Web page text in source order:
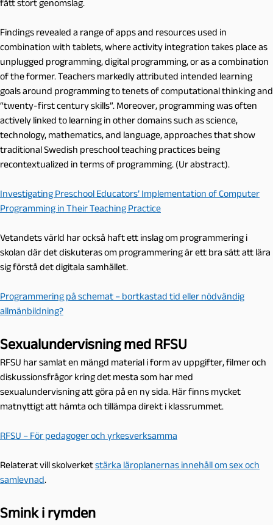
fått stort genomslag.
Findings revealed a range of apps and resources used in
combination with tablets, where activity integration takes place as
unplugged programming, digital programming, or as a combination
of the former. Teachers markedly attributed intended learning
goals around programming to tenets of computational thinking and
“twenty-first century skills”. Moreover, programming was often
actively linked to learning in other domains such as science,
technology, mathematics, and language, approaches that show
traditional Swedish preschool teaching practices being
recontextualized in terms of programming. (Ur abstract).
Investigating Preschool Educators’ Implementation of Computer
Programming in Their Teaching Practice
Vetandets värld har också haft ett inslag om programmering i
skolan där det diskuteras om programmering är ett bra sätt att lära
sig förstå det digitala samhället.
Programmering på schemat – bortkastad tid eller nödvändig
allmänbildning?
Sexualundervisning med RFSU
RFSU har samlat en mängd material i form av uppgifter, filmer och
diskussionsfrågor kring det mesta som har med
sexualundervisning att göra på en ny sida. Här finns mycket
matnyttigt att hämta och tillämpa direkt i klassrummet.
RFSU – För pedagoger och yrkesverksamma
Relaterat vill skolverketstärka läroplanernas innehåll om sex och
samlevnad.
Smink i rymden